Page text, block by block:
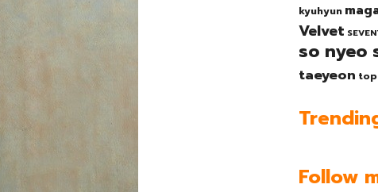
kyuhyun
Velvet
so nyeo
taeyeon top
Follow